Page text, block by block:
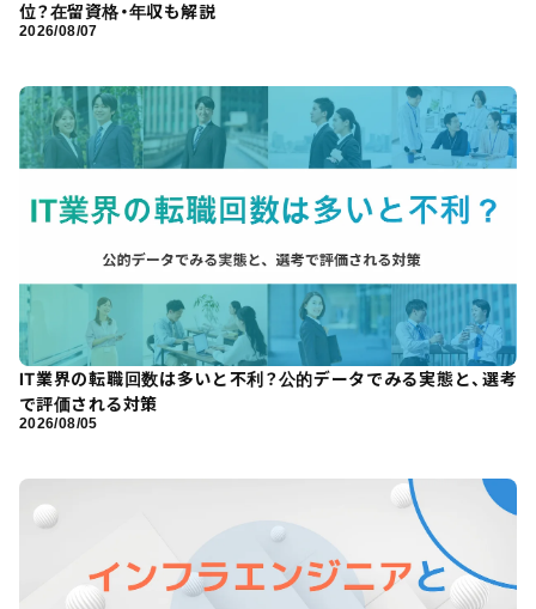
位？在留資格・年収も解説
2026/08/07
IT業界の転職回数は多いと不利？公的データでみる実態と、選考
で評価される対策
2026/08/05